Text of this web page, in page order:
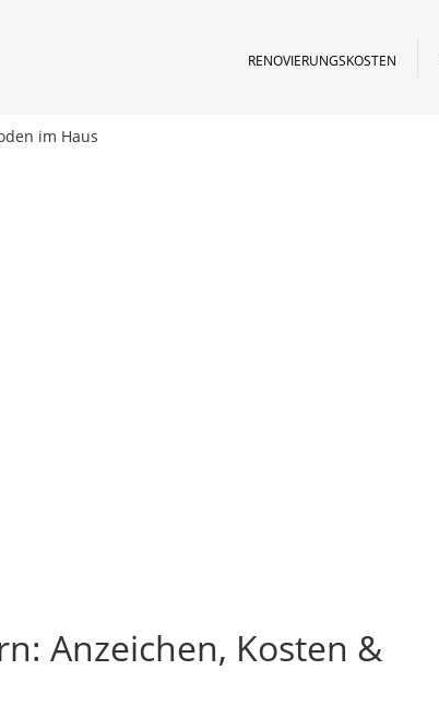
RENOVIERUNGSKOSTEN
im Haus
Anzeichen, Kosten &